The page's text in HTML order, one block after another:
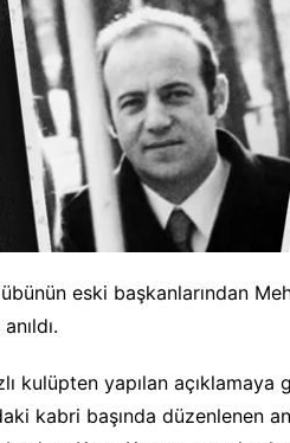
eski başkanlarından
kulüpten yapılan açıklamaya
kabri başında düzenlenen